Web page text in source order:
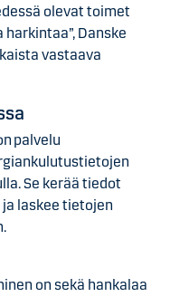
olevat toimet
Danske
vastaava
palvelu
Se kerää tiedot
laskee tietojen
on sekä hankalaa